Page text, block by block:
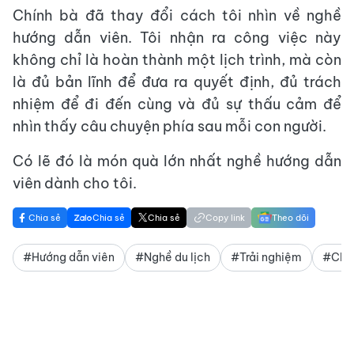
Chính bà đã thay đổi cách tôi nhìn về nghề
hướng dẫn viên. Tôi nhận ra công việc này
không chỉ là hoàn thành một lịch trình, mà còn
là đủ bản lĩnh để đưa ra quyết định, đủ trách
nhiệm để đi đến cùng và đủ sự thấu cảm để
nhìn thấy câu chuyện phía sau mỗi con người.
Có lẽ đó là món quà lớn nhất nghề hướng dẫn
viên dành cho tôi.
Chia sẻ Chia sẻ Chia sẻ Copy link Theo dõi
#Hướng dẫn viên #Nghề du lịch #Trải nghiệm #Chữ